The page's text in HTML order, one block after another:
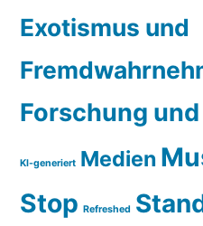
Exotismus und
Forschung
KI-generiert Medien
Stop Refreshed